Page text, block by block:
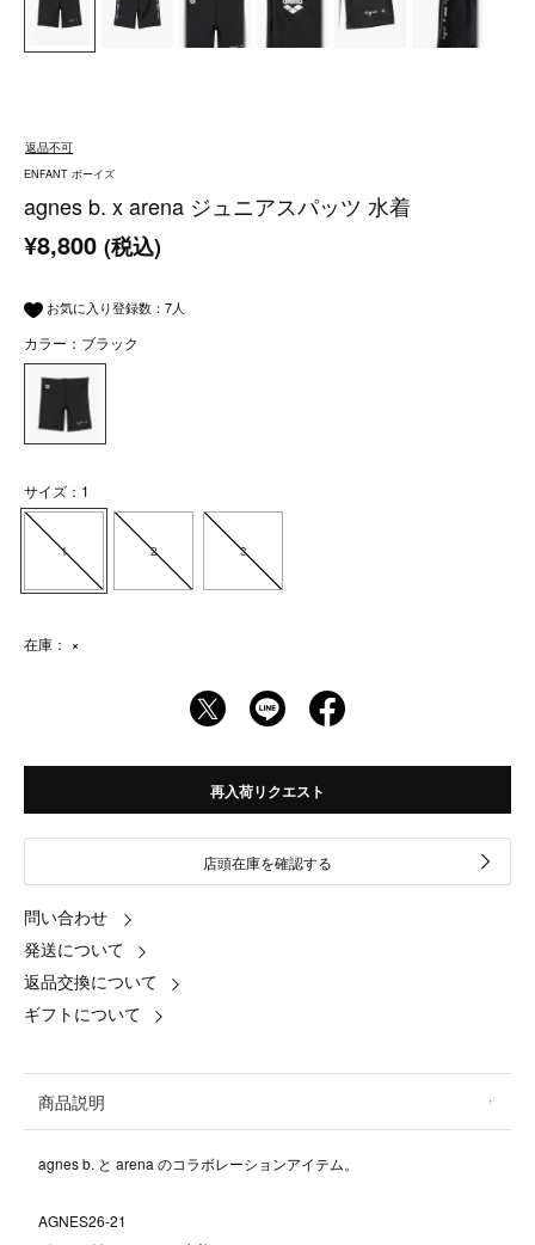
返品不可
ENFANT ボーイズ
agnes b. x arena ジュニアスパッツ 水着
¥8,800 (税込)
お気に入り登録数： 7人
カラー：ブラック
サイズ：1
1 2 3
在庫： ×
再入荷リクエスト
店頭在庫を確認する
問い合わせ
発送について
返品交換について
ギフトについて
商品説明
agnes b. と arena のコラボレーションアイテム。
AGNES26-21